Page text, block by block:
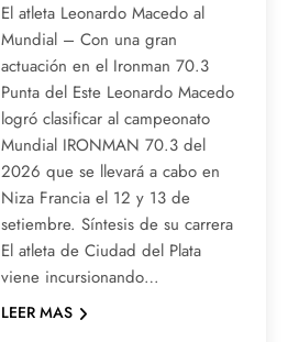
El atleta Leonardo Macedo al
Mundial – Con una gran
actuación en el Ironman 70.3
Punta del Este Leonardo Macedo
logró clasificar al campeonato
Mundial IRONMAN 70.3 del
2026 que se llevará a cabo en
Niza Francia el 12 y 13 de
setiembre. Síntesis de su carrera
El atleta de Ciudad del Plata
viene incursionando…
LEER MAS